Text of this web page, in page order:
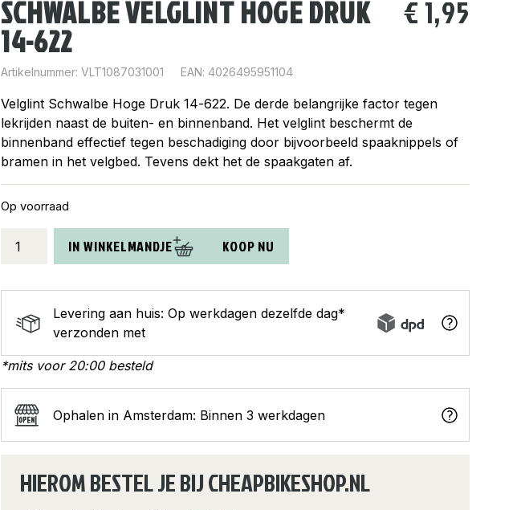
SCHWALBE VELGLINT HOGE DRUK
14-622
€ 1,95
Artikelnummer:VLT1087031001 EAN: 4026495951104
Velglint Schwalbe Hoge Druk 14-622. De derde belangrijke factor tegen
lekrijden naast de buiten- en binnenband. Het velglint beschermt de
binnenband effectief tegen beschadiging door bijvoorbeeld spaaknippels of
bramen in het velgbed. Tevens dekt het de spaakgaten af.
Op voorraad
velglint
druk
14-
622
aantal
IN WINKELMANDJE KOOP NU
Levering aan huis: Op werkdagen dezelfde dag*
verzonden met
*mits voor 20:00 besteld
Ophalen in Amsterdam: Binnen 3 werkdagen
HIEROM BESTEL JE BIJ CHEAPBIKESHOP.NL